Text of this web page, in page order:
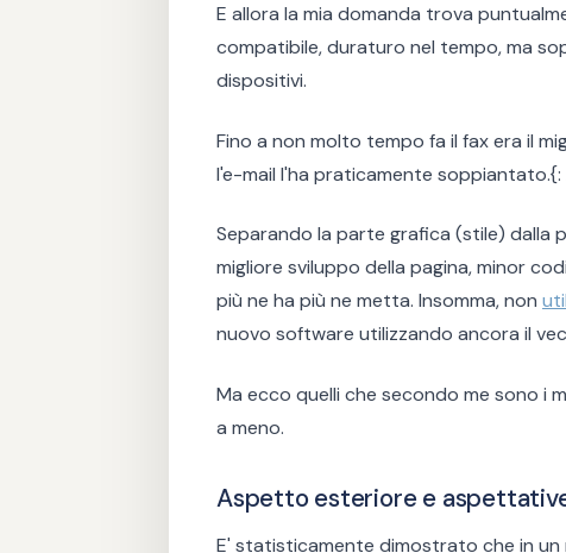
E allora la mia domanda trova
compatibile, duraturo nel tempo, ma
dispositivi.
Fino a non molto tempo fa il fax era il
l'e-mail l'ha praticamente
Separando la parte grafica (stile) dalla
migliore sviluppo della pagina, minor
più ne ha più ne metta. Insomma, non
nuovo software utilizzando ancora il
Ma ecco quelli che secondo me sono i
a meno.
Aspetto esteriore e
E' statisticamente dimostrato che in